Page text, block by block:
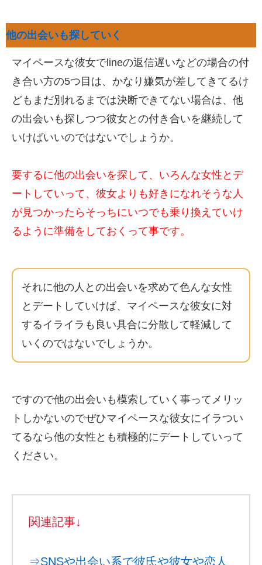
他の出会いも探していく
マイペースな彼女でlineの返信遅いなどの場合の付
き合い方の5つ目は、かなり嫌気が差してきてるけ
どもまだ別れるまでは決断できてない場合は、他
の出会いも探しつつ彼女との付き合いを継続して
いけばいいのではないでしょうか。
要するに他の出会いを探して、いろんな女性とデ
ートしていって、彼女よりも好きになれそうな人
が見つかったらそっちにいつでも乗り換えていけ
るように準備をしておくって事です。
それに他の人との出会いを求めて色んな女性
とデートしていけば、マイペースな彼女に対
するイライラも良い具合に分散して軽減して
いくのではないでしょうか。
ですので他の出会いも模索していく事ってメリッ
トしかないのでぜひマイペースな彼女にイラつい
てるなら他の女性とも積極的にデートしていって
ください。
関連記事↓
⇒SNSや出会い系で彼氏や彼女や恋人